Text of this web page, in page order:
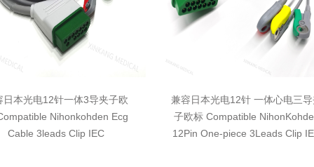
日本光电12针一体3导夹子欧
Nihonkohden Ecg
Cable 3leads Clip IEC
兼容日本光电12针 一体心电三
子欧标 Compatible
12Pin One-piece 3Leads Clip